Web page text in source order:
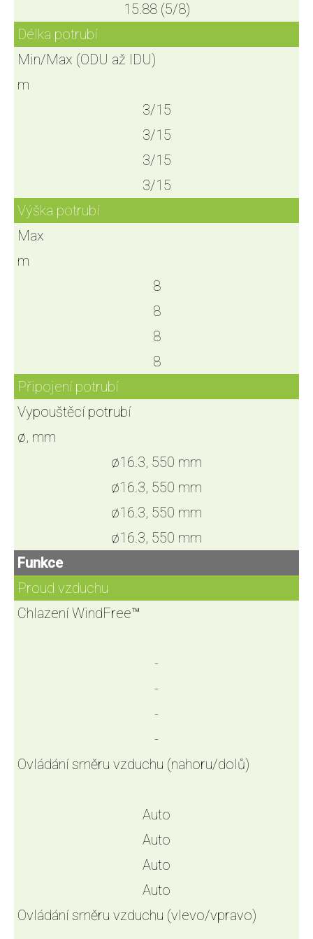
15.88 (5/8)
Délka potrubí
Min/Max (ODU až IDU)
m
3/15
3/15
3/15
3/15
Výška potrubí
Max
m
8
8
8
8
Připojení potrubí
Vypouštěcí potrubí
ø, mm
ø16.3, 550 mm
ø16.3, 550 mm
ø16.3, 550 mm
ø16.3, 550 mm
Funkce
Proud vzduchu
Chlazení WindFree™
-
-
-
-
Ovládání směru vzduchu (nahoru/dolů)
Auto
Auto
Auto
Auto
Ovládání směru vzduchu (vlevo/vpravo)